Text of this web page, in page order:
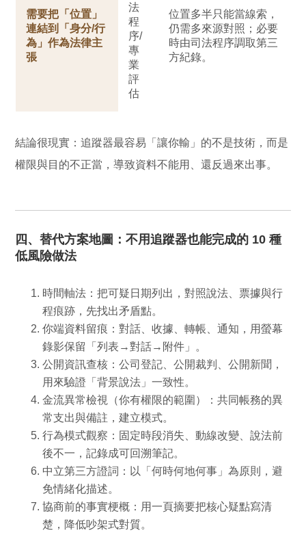
需要把「位置」
連結到「身分/行
為」作為法律主
張
法
程
序/
專
業
評
估
位置多半只能當線索，
仍需多來源對照；必要
時由司法程序調取第三
方紀錄。
結論很現實：追蹤器最容易「讓你輸」的不是技術，而是
權限與目的不正當，導致資料不能用、還反過來出事。
四、替代方案地圖：不用追蹤器也能完成的 10 種
低風險做法
時間軸法：把可疑日期列出，對照說法、票據與行
程痕跡，先找出矛盾點。
你端資料留痕：對話、收據、轉帳、通知，用螢幕
錄影保留「列表→對話→附件」。
公開資訊查核：公司登記、公開裁判、公開新聞，
用來驗證「背景說法」一致性。
金流異常檢視（你有權限的範圍）：共同帳務的異
常支出與備註，建立模式。
行為模式觀察： 固定時段消失、動線改變、說法前
後不一，記錄成可回溯筆記。
中立第三方證詞： 以「何時何地何事」為原則，避
免情緒化描述。
協商前的事實梗概： 用一頁摘要把核心疑點寫清
楚，降低吵架式對質。